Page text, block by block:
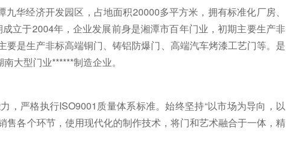
九华经济开发园区，占地面积20000多平方米，拥有标准化厂房、
成立于2004年，企业发展前身是湘潭市百年门业，初期主要生产非
要是生产非标高端铜门、铸铝防爆门、高端汽车烤漆工艺门等。是
大型门业******制造企业。
，严格执行ISO9001 质量体系标准。始终坚持“以市场为导向，以
售各个环节，使用现代化的制作技术，将门和艺术融合于一体，精